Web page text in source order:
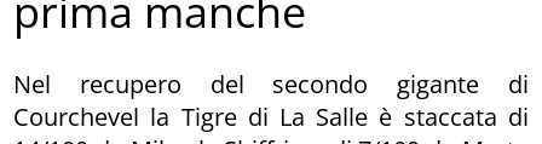
prima manche
Nel recupero del secondo gigante di
Courchevel la Tigre di La Salle è staccata di